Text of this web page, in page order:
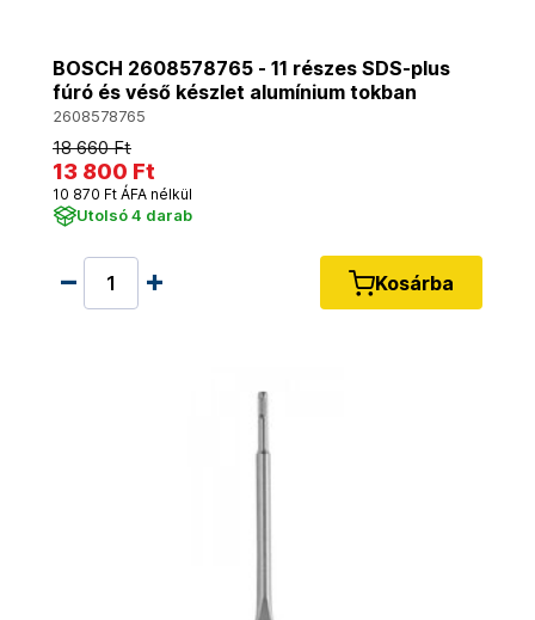
BOSCH 2608578765 - 11 részes SDS-plus
fúró és véső készlet alumínium tokban
2608578765
18 660 Ft
13 800 Ft
10 870 Ft ÁFA nélkül
Utolsó 4 darab
Kosárba